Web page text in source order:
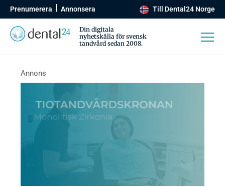
Prenumerera Annonsera Till Dental24 Norge
Din digitala
nyhetskälla för svensk
tandvård sedan 2008.